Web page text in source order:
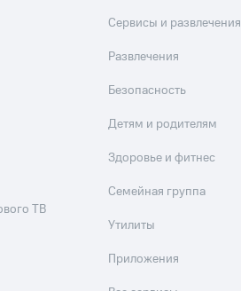
ТВ
Сервисы и развлечения
Развлечения
Безопасность
Детям и родителям
Здоровье и фитнес
Семейная группа
Утилиты
Приложения